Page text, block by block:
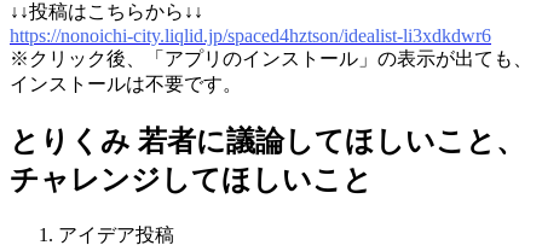
↓↓投稿はこちらから↓↓
https://nonoichi-city.liqlid.jp/spaced4hztson/idealist-li3xdkdwr6
※クリック後、「アプリのインストール」の表示が出ても、
インストールは不要です。
とりくみ 若者に議論してほしいこと、
チャレンジしてほしいこと
アイデア投稿